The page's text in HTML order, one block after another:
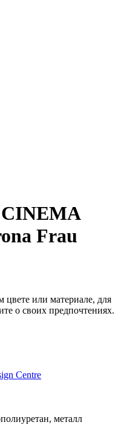
Frau
цвете или материале, для
о своих предпочтениях.
Centre
металл